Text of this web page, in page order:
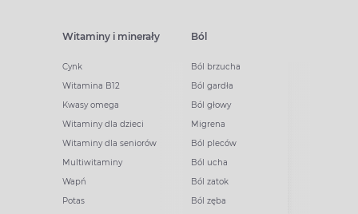
Witaminy i minerały
Cynk
Witamina B12
Kwasy omega
Witaminy dla dzieci
Witaminy dla seniorów
Multiwitaminy
Wapń
Potas
Ból
Ból brzucha
Ból gardła
Ból głowy
Migrena
Ból pleców
Ból ucha
Ból zatok
Ból zęba